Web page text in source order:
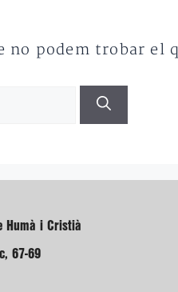
no podem trobar el
Humà i Cristià
67-69